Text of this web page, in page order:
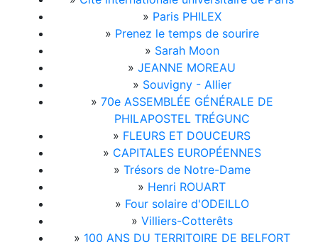
» Paris PHILEX
» Prenez le temps de sourire
» Sarah Moon
» JEANNE MOREAU
» Souvigny - Allier
» 70e ASSEMBLÉE GÉNÉRALE DE
PHILAPOSTEL TRÉGUNC
» FLEURS ET DOUCEURS
» CAPITALES EUROPÉENNES
» Trésors de Notre-Dame
» Henri ROUART
» Four solaire d'ODEILLO
» Villiers-Cotterêts
» 100 ANS DU TERRITOIRE DE BELFORT